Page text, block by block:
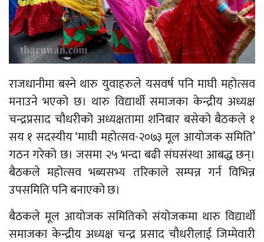
राजधानीमा बस्ने थारु युवाहरुले यसवर्ष पनि माघी महोत्सव
मनाउने भएको छ। थारु विद्यार्थी समाजका केन्द्रीय अध्यक्ष
चन्द्रप्रसाद चौधरीको अध्यक्षतामा शनिबार बसेको बैठकले १
सय १ सदस्यीय ‘माघी महोत्सव-२०७३ मूल आयोजक समिति’
गठन गरेको छ। जसमा २५ भन्दा बढी संघसंस्था आबद्ध छन्।
बैठकले महोत्सव भब्यसभ्य तरिकाले सम्पन्न गर्न विभिन्न
उपसमिति पनि बनाएको छ।
बैठकले मूल आयोजक समितिको संयोजकमा थारु विद्यार्थी
समाजका केन्द्रीय अध्यक्ष चन्द्र प्रसाद चौधरीलाई जिम्मेवारी